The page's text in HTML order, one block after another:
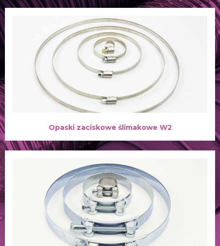
Opaski zaciskowe ślimakowe W2